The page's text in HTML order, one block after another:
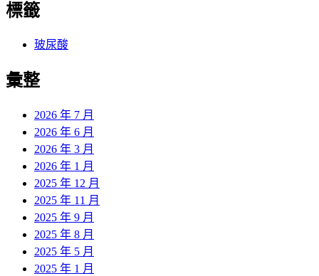
標籤
玻尿酸
彙整
2026 年 7 月
2026 年 6 月
2026 年 3 月
2026 年 1 月
2025 年 12 月
2025 年 11 月
2025 年 9 月
2025 年 8 月
2025 年 5 月
2025 年 1 月